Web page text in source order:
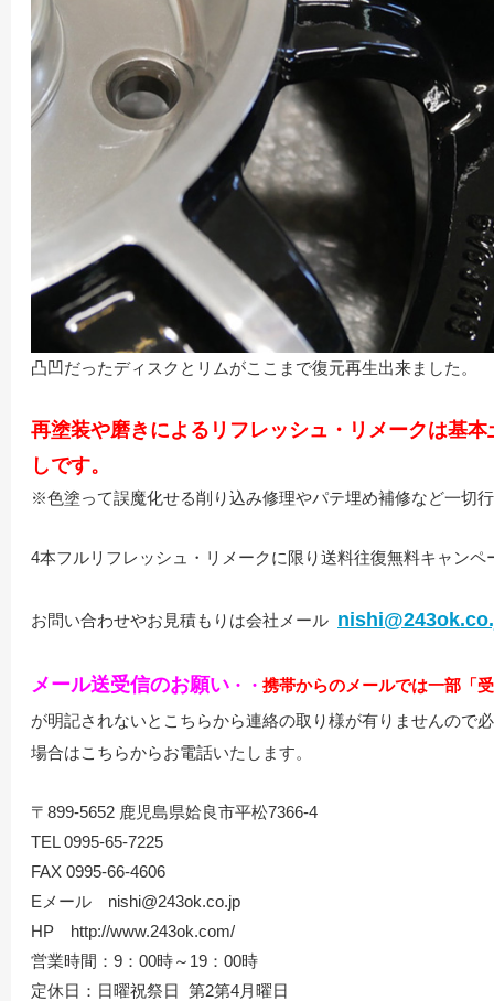
凸凹だったディスクとリムがここまで復元再生出来ました。
再塗装や磨きによるリフレッシュ・リメークは基
しです。
※色塗って誤魔化せる削り込み修理やパテ埋め補修など一切
4本フルリフレッシュ・リメークに限り送料往復無料キャンペ
お問い合わせやお見積もりは会社メール
メール送受信のお願い ・・ 携帯からのメールでは一部「
が明記されないとこちらから連絡の取り様が有りませんので
場合はこちらからお電話いたします。
〒899-5652 鹿児島県姶良市平松7366-4
TEL 0995-65-7225
FAX 0995-66-4606
Eメール nishi@243ok.co.jp
HP http://www.243ok.com/
営業時間：9：00時～19：00時
定休日：日曜祝祭日 第2第4月曜日